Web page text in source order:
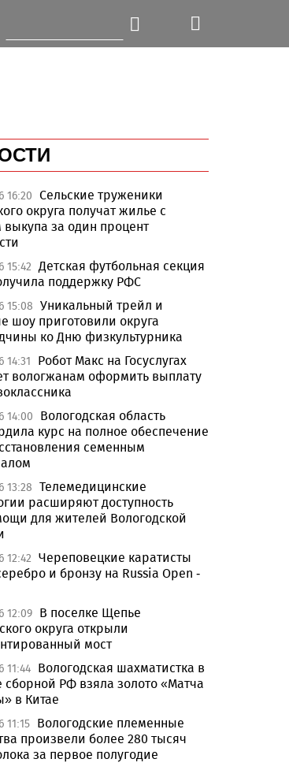
16:20 Сельские труженики
округа получат жилье с
выкупа за один процент
15:42 Детская футбольная секция
поддержку РФС
15:08 Уникальный трейл и
шоу приготовили округа
ко Дню физкультурника
14:31
Робот Макс на Госуслугах
вологжанам оформить выплату
14:00
Вологодская область
курс на полное обеспечение
семенным
13:28 Телемедицинские
расширяют доступность
для жителей Вологодской
12:42 Череповецкие каратисты
и бронзу на Russia Open -
12:09 В поселке Щепье
округа открыли
мост
11:44 Вологодская шахматистка в
сборной РФ взяла золото «Матча
в Китае
11:15 Вологодские племенные
произвели более 280 тысяч
за первое полугодие